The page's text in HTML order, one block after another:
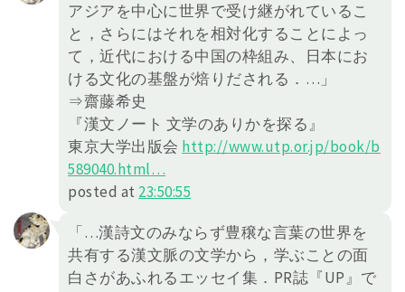
アジアを中心に世界で受け継がれているこ
と，さらにはそれを相対化することによっ
て，近代における中国の枠組み、日本にお
ける文化の基盤が焙りだされる．…」
⇒齋藤希史
『漢文ノート 文学のありかを探る』
東京大学出版会 http://www.utp.or.jp/book/b
589040.html…
posted at 23:50:55
「…漢詩文のみならず豊穣な言葉の世界を
共有する漢文脈の文学から，学ぶことの面
白さがあふれるエッセイ集．PR誌『UP』で